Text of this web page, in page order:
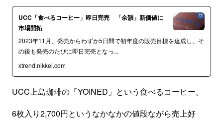
UCC「食べるコーヒー」即日完売 「余韻」新価値に
市場開拓
2023年11月、発売からわずか5日間で初年度の販売目標を達成し、そ
の後も発売のたびに即日完売となっ...
xtrend.nikkei.com
UCC上島珈琲の「YOINED」という食べるコーヒー。
6枚入り2,700円というなかなかの値段ながら売上好